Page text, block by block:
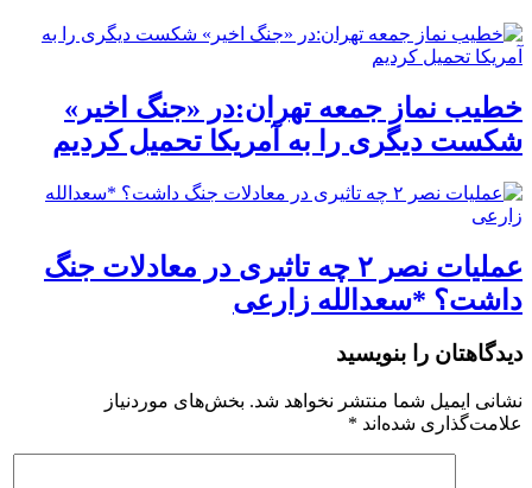
خطیب نماز جمعه تهران:در «جنگ اخیر»
شکست دیگری را به آمریکا تحمیل کردیم
عملیات نصر ۲ چه تاثیری در معادلات جنگ
داشت؟ *سعدالله زارعی
دیدگاهتان را بنویسید
نشانی ایمیل شما منتشر نخواهد شد. بخش‌های موردنیاز
علامت‌گذاری شده‌اند *